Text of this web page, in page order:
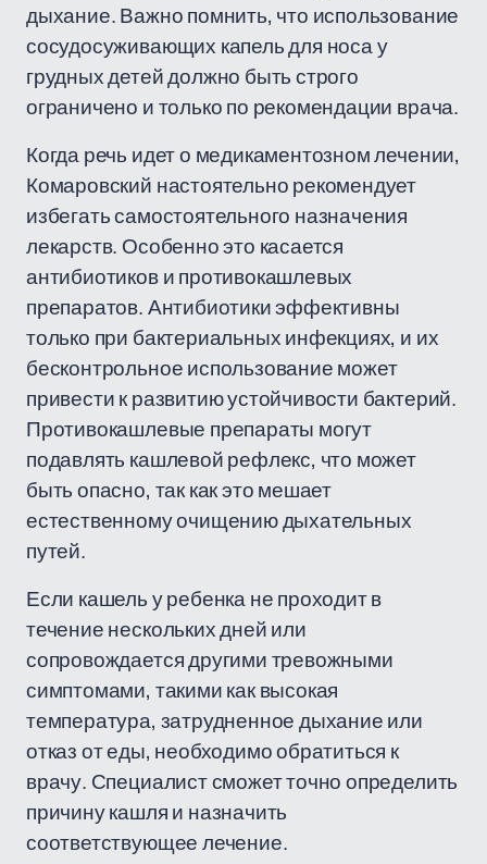
дыхание. Важно помнить, что использование
сосудосуживающих капель для носа у
грудных детей должно быть строго
ограничено и только по рекомендации врача.
Когда речь идет о медикаментозном лечении,
Комаровский настоятельно рекомендует
избегать самостоятельного назначения
лекарств. Особенно это касается
антибиотиков и противокашлевых
препаратов. Антибиотики эффективны
только при бактериальных инфекциях, и их
бесконтрольное использование может
привести к развитию устойчивости бактерий.
Противокашлевые препараты могут
подавлять кашлевой рефлекс, что может
быть опасно, так как это мешает
естественному очищению дыхательных
путей.
Если кашель у ребенка не проходит в
течение нескольких дней или
сопровождается другими тревожными
симптомами, такими как высокая
температура, затрудненное дыхание или
отказ от еды, необходимо обратиться к
врачу. Специалист сможет точно определить
причину кашля и назначить
соответствующее лечение.